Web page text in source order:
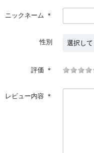
ニックネーム ＊
性別
評価 ＊
レビュー内容 ＊